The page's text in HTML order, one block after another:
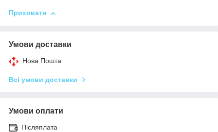
Приховати
Умови доставки
Нова Пошта
Всі умови доставки
Умови оплати
Післяплата